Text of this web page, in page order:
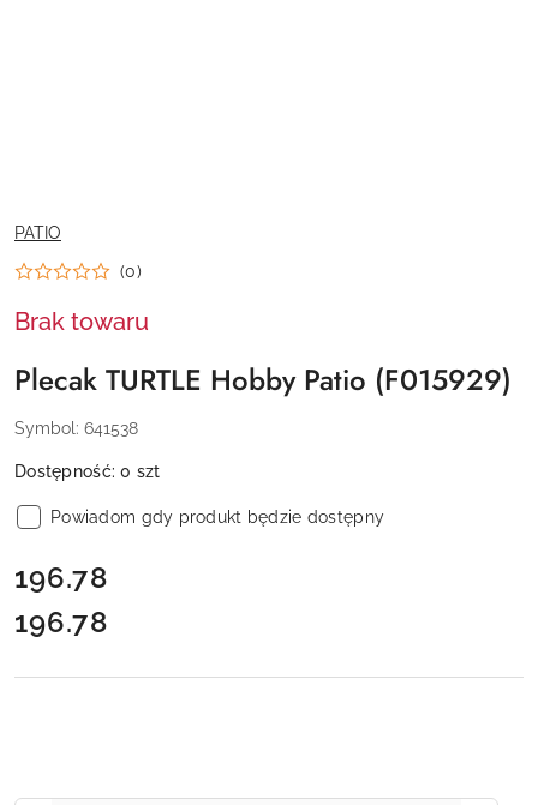
NAZWA
PRODUCENTA:
PATIO
(0)
Brak towaru
Plecak TURTLE Hobby Patio (F015929)
Symbol: 641538
Dostępność:0 szt
Powiadom gdy produkt będzie dostępny
cena:
196.78
Cena:
196.78